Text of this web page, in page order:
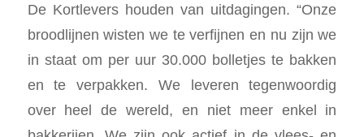
De Kortlevers houden van uitdagingen. “Onze
broodlijnen wisten we te verfijnen en nu zijn we
in staat om per uur 30.000 bolletjes te bakken
en te verpakken. We leveren tegenwoordig
over heel de wereld, en niet meer enkel in